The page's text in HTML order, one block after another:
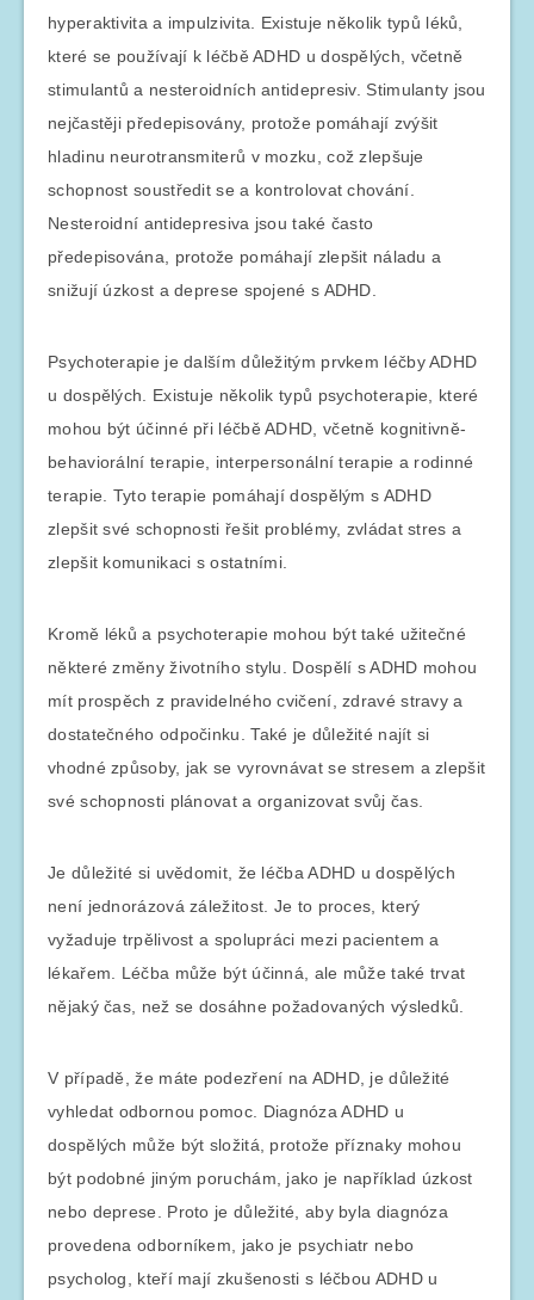
hyperaktivita a impulzivita. Existuje několik typů léků,
které se používají k léčbě ADHD u dospělých, včetně
stimulantů a nesteroidních antidepresiv. Stimulanty jsou
nejčastěji předepisovány, protože pomáhají zvýšit
hladinu neurotransmiterů v mozku, což zlepšuje
schopnost soustředit se a kontrolovat chování.
Nesteroidní antidepresiva jsou také často
předepisována, protože pomáhají zlepšit náladu a
snižují úzkost a deprese spojené s ADHD.
Psychoterapie je dalším důležitým prvkem léčby ADHD
u dospělých. Existuje několik typů psychoterapie, které
mohou být účinné při léčbě ADHD, včetně kognitivně-
behaviorální terapie, interpersonální terapie a rodinné
terapie. Tyto terapie pomáhají dospělým s ADHD
zlepšit své schopnosti řešit problémy, zvládat stres a
zlepšit komunikaci s ostatními.
Kromě léků a psychoterapie mohou být také užitečné
některé změny životního stylu. Dospělí s ADHD mohou
mít prospěch z pravidelného cvičení, zdravé stravy a
dostatečného odpočinku. Také je důležité najít si
vhodné způsoby, jak se vyrovnávat se stresem a zlepšit
své schopnosti plánovat a organizovat svůj čas.
Je důležité si uvědomit, že léčba ADHD u dospělých
není jednorázová záležitost. Je to proces, který
vyžaduje trpělivost a spolupráci mezi pacientem a
lékařem. Léčba může být účinná, ale může také trvat
nějaký čas, než se dosáhne požadovaných výsledků.
V případě, že máte podezření na ADHD, je důležité
vyhledat odbornou pomoc. Diagnóza ADHD u
dospělých může být složitá, protože příznaky mohou
být podobné jiným poruchám, jako je například úzkost
nebo deprese. Proto je důležité, aby byla diagnóza
provedena odborníkem, jako je psychiatr nebo
psycholog, kteří mají zkušenosti s léčbou ADHD u